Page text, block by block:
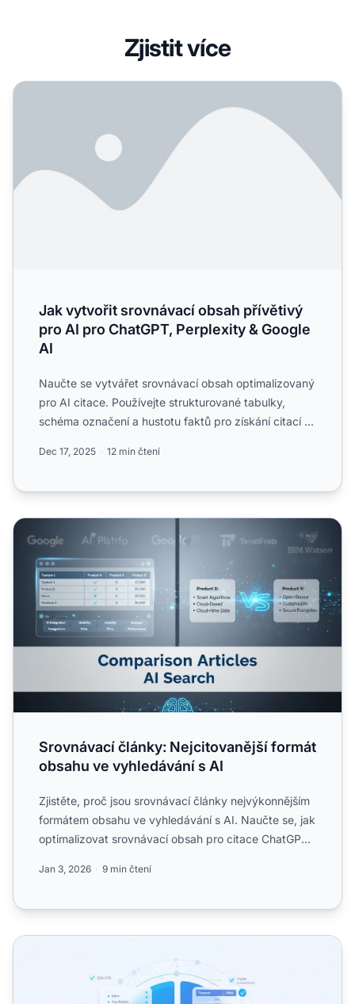
Zjistit více
Jak vytvořit srovnávací obsah přívětivý pro AI pro
Jak vytvořit srovnávací obsah přívětivý
pro AI pro ChatGPT, Perplexity & Google
AI
Naučte se vytvářet srovnávací obsah optimalizovaný
pro AI citace. Používejte strukturované tabulky,
schéma označení a hustotu faktů pro získání citací v
Dec 17, 2025 12 min čtení
Srovnávací články: Nejcitovanější formát obsahu ve
Srovnávací články: Nejcitovanější formát
obsahu ve vyhledávání s AI
Zjistěte, proč jsou srovnávací články nejvýkonnějším
formátem obsahu ve vyhledávání s AI. Naučte se, jak
optimalizovat srovnávací obsah pro citace ChatGPT,
Jan 3, 2026 9 min čtení
Testování formátů obsahu pro AI citace: Návrh